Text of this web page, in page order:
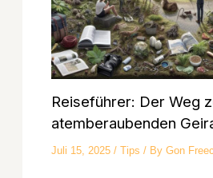
Reiseführer: Der Weg
atemberaubenden
Juli 15, 2025/Tips / ByGon